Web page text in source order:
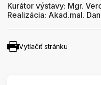
Kurátor výstavy: Mgr.
Realizácia: Akad.mal.
Vytlačiť stránku